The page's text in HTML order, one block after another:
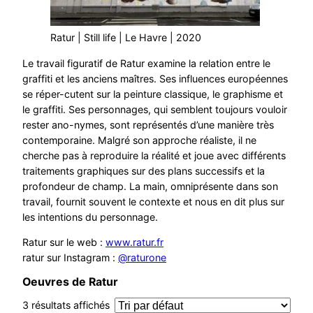
Ratur | Still life | Le Havre | 2020
Le travail figuratif de Ratur examine la relation entre le
graffiti et les anciens maîtres. Ses influences européennes
se réper-cutent sur la peinture classique, le graphisme et
le graffiti. Ses personnages, qui semblent toujours vouloir
rester ano-nymes, sont représentés d’une manière très
contemporaine. Malgré son approche réaliste, il ne
cherche pas à reproduire la réalité et joue avec différents
traitements graphiques sur des plans successifs et la
profondeur de champ. La main, omniprésente dans son
travail, fournit souvent le contexte et nous en dit plus sur
les intentions du personnage.
Ratur sur le web : www.ratur.fr
ratur sur Instagram : @raturone
Oeuvres de Ratur
3 résultats affichés